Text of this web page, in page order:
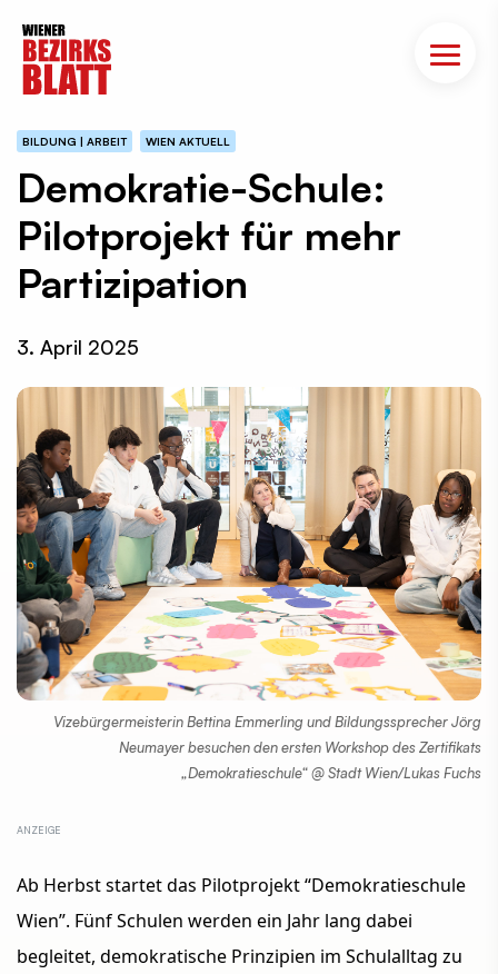
BILDUNG | ARBEIT WIEN AKTUELL
Demokratie-Schule:
Pilotprojekt für mehr
Partizipation
3. April 2025
Vizebürgermeisterin Bettina Emmerling und Bildungssprecher Jörg
Neumayer besuchen den ersten Workshop des Zertifikats
„Demokratieschule“ @ Stadt Wien/Lukas Fuchs
Ab Herbst startet das Pilotprojekt “Demokratieschule
Wien”. Fünf Schulen werden ein Jahr lang dabei
begleitet, demokratische Prinzipien im Schulalltag zu